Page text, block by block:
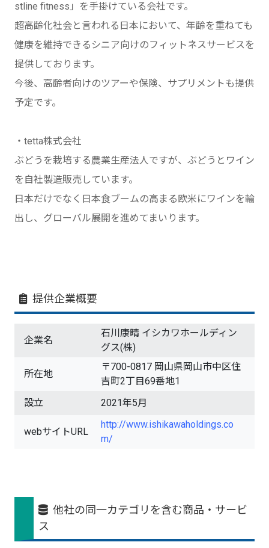
stline fitness」を手掛けている会社です。
超高齢化社会と言われる日本において、年齢を重ねても
健康を維持できるシニア向けのフィットネスサービスを
提供しております。
今後、高齢者向けのツアーや保険、サプリメントも提供
予定です。
・tetta株式会社
ぶどうを栽培する農業生産法人ですが、ぶどうとワイン
を自社製造販売しています。
日本だけでなく日本食ブームの高まる欧米にワインを輸
出し、グローバル展開を進めてまいります。
提供企業概要
企業名
石川康晴 イシカワホールディン
グス(株)
所在地
〒700-0817 岡山県岡山市中区住
吉町2丁目69番地1
設立
2021年5月
webサイトURL
http://www.ishikawaholdings.co
m/
他社の同一カテゴリを含む商品・サービ
ス